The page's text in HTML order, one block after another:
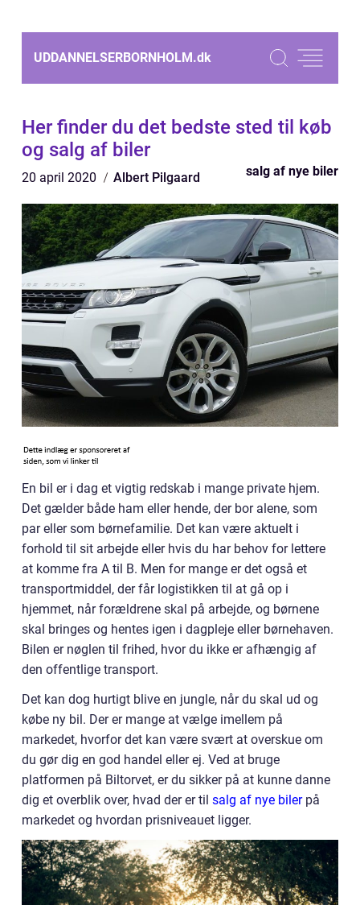
UDDANNELSERBORNHOLM.dk
Her finder du det bedste sted til køb
og salg af biler
20 april 2020 Albert Pilgaard salg af nye biler
En bil er i dag et vigtig redskab i mange private hjem.
Det gælder både ham eller hende, der bor alene, som
par eller som børnefamilie. Det kan være aktuelt i
forhold til sit arbejde eller hvis du har behov for lettere
at komme fra A til B. Men for mange er det også et
transportmiddel, der får logistikken til at gå op i
hjemmet, når forældrene skal på arbejde, og børnene
skal bringes og hentes igen i dagpleje eller børnehaven.
Bilen er nøglen til frihed, hvor du ikke er afhængig af
den offentlige transport.
Det kan dog hurtigt blive en jungle, når du skal ud og
købe ny bil. Der er mange at vælge imellem på
markedet, hvorfor det kan være svært at overskue om
du gør dig en god handel eller ej. Ved at bruge
platformen på Biltorvet, er du sikker på at kunne danne
dig et overblik over, hvad der er til salg af nye bilerpå
markedet og hvordan prisniveauet ligger.